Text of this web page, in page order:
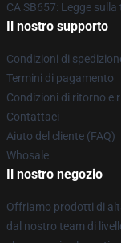
CA SB657: Legge
Il nostro supporto
Condizioni di
Termini di pagamento
Condizioni di ritorno e
Contattaci
Aiuto del cliente (FAQ)
Whosale
Il nostro negozio
Offriamo prodotti di
dal nostro team di